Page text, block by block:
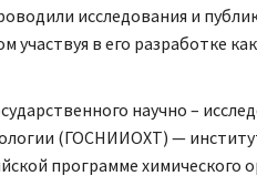
исследования и
участвуя в его разработке
научно –
(ГОСНИИОХТ) —
программе химического